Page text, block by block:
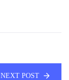
NEXT POST